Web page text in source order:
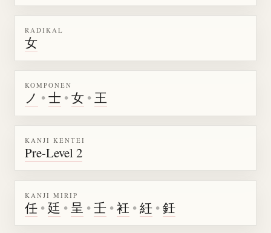
RADIKAL
女
KOMPONEN
ノ •士 •女 •王
KANJI KENTEI
Pre-Level 2
KANJI MIRIP
任 •廷 • 呈 •壬 •衽 •紝 •鈓